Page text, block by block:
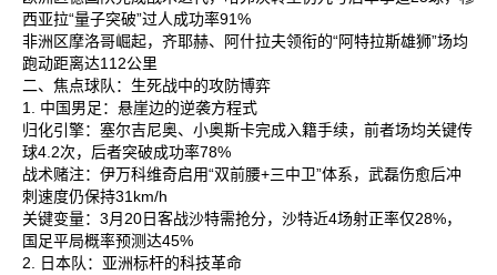
西亚拉“量子突破”过人成功率91%‌
非洲区‌摩洛哥崛起，齐耶赫、阿什拉夫领衔的“阿特拉斯雄狮”场均
跑动距离达112公里‌
二、焦点球队：生死战中的攻防博弈
1. 中国男足：悬崖边的逆袭方程式
归化引擎‌：塞尔吉尼奥、小奥斯卡完成入籍手续，前者场均关键传
球4.2次，后者突破成功率78%‌
战术赌注‌：伊万科维奇启用“双前腰+三中卫”体系，武磊伤愈后冲
刺速度仍保持31km/h‌
关键变量‌：3月20日客战沙特需抢分，沙特近4场射正率仅28%，
国足平局概率预测达45%‌
2. 日本队：亚洲标杆的科技革命